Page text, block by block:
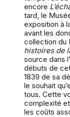
encore
tard, le
exposition à
avant les
collection du
histoires de
source dans
débuts de
1839 de sa
le souhait
tous. Cette
complexité
les coûts